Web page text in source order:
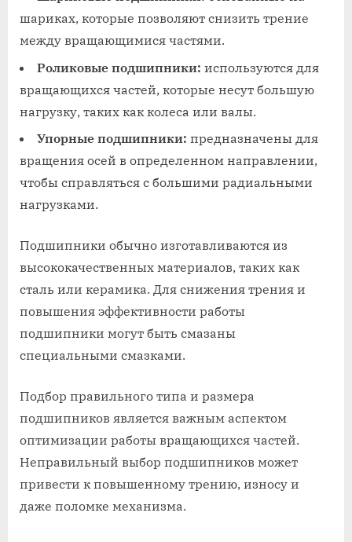
шариках, которые позволяют снизить трение
между вращающимися частями.
Роликовые подшипники: используются для
вращающихся частей, которые несут большую
нагрузку, таких как колеса или валы.
Упорные подшипники: предназначены для
вращения осей в определенном направлении,
чтобы справляться с большими радиальными
нагрузками.
Подшипники обычно изготавливаются из
высококачественных материалов, таких как
сталь или керамика. Для снижения трения и
повышения эффективности работы
подшипники могут быть смазаны
специальными смазками.
Подбор правильного типа и размера
подшипников является важным аспектом
оптимизации работы вращающихся частей.
Неправильный выбор подшипников может
привести к повышенному трению, износу и
даже поломке механизма.